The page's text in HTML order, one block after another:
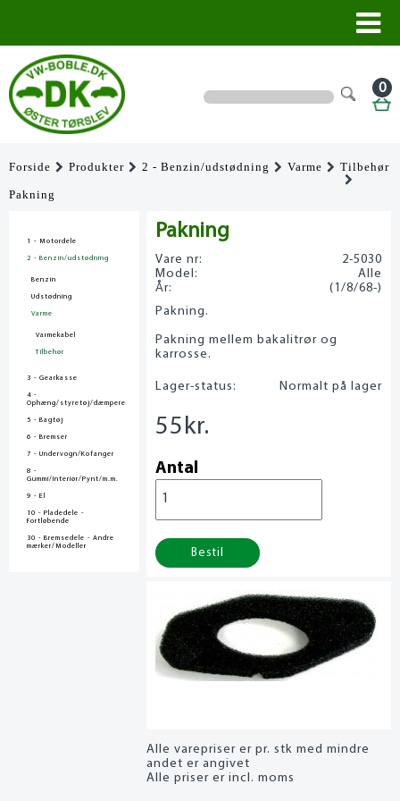
0
Forside Produkter 2 - Benzin/udstødning Varme Tilbehør
Pakning
1 - Motordele
2 - Benzin/udstødning
Benzin
Udstødning
Varme
Varmekabel
Tilbehør
3 - Gearkasse
4 -
Ophæng/styretøj/dæmpere
5 - Bagtøj
6 - Bremser
7 - Undervogn/Kofanger
8 -
Gummi/Interiør/Pynt/m.m.
9 - El
10 - Pladedele -
Fortløbende
30 - Bremsedele - Andre
mærker/Modeller
Pakning
Vare nr:
2-5030
Model:
Alle
År:
(1/8/68-)
Pakning.
Pakning mellem bakalitrør og
karrosse.
Lager-status: Normalt på lager
55 kr.
Antal
Bestil
Alle varepriser er pr. stk med mindre
andet er angivet
Alle priser er incl. moms